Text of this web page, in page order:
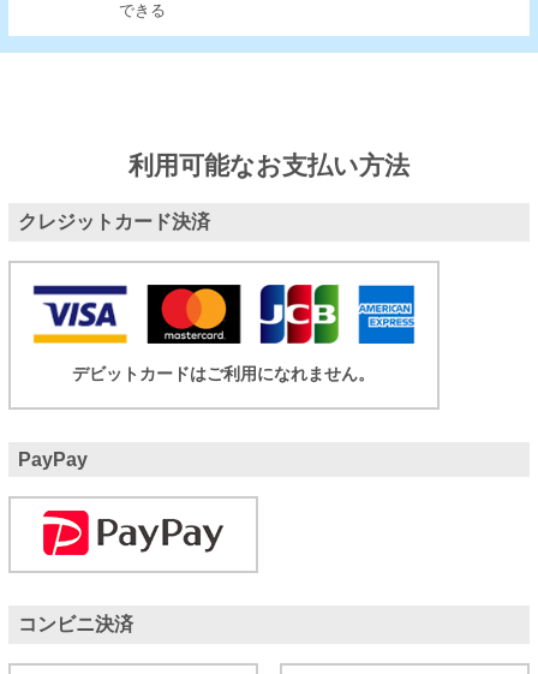
できる
利用可能なお支払い方法
クレジットカード決済
デビットカードはご利用になれません。
PayPay
コンビニ決済